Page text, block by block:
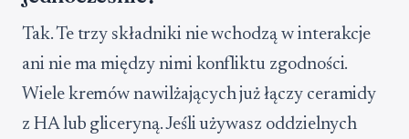
Tak. Te trzy składniki nie wchodzą w interakcje
ani nie ma między nimi konfliktu zgodności.
Wiele kremów nawilżających już łączy ceramidy
z HA lub gliceryną. Jeśli używasz oddzielnych